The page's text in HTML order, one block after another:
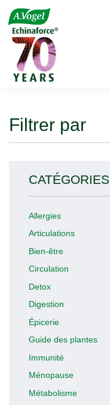
Accueil
Filtrer par
CATÉGORIES
Allergies
Articulations
Bien-être
Circulation
Detox
Digestion
Épicerie
Guide des plantes
Immunité
Ménopause
Métabolisme